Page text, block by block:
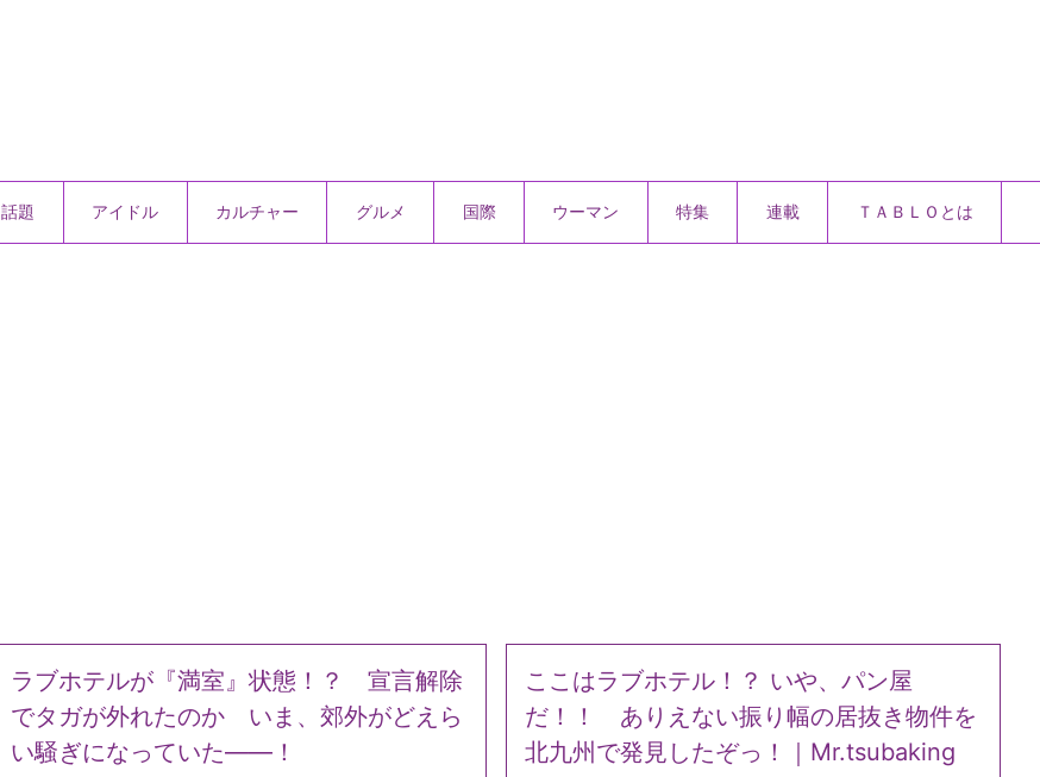
話題 アイドル カルチャー グルメ 国際 ウーマン 特集 連載 ＴＡＢＬＯとは
ラブホテルが『満室』状態！？ 宣言解除
でタガが外れたのか いま、郊外がどえら
い騒ぎになっていた――！
ここはラブホテル！？ いや、パン屋
だ！！ ありえない振り幅の居抜き物件を
北九州で発見したぞっ！｜Mr.tsubaking